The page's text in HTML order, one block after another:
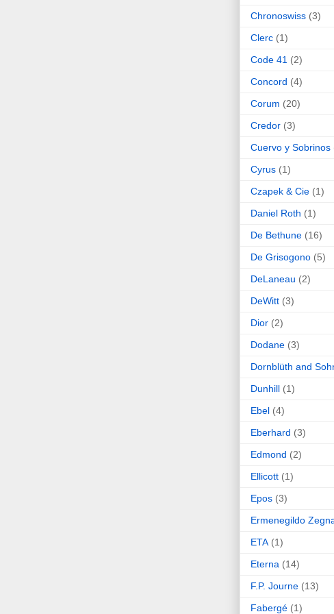
Chronoswiss (3)
Clerc (1)
Code 41 (2)
Concord (4)
Corum (20)
Credor (3)
Cuervo y Sobrinos
Cyrus (1)
Czapek & Cie (1)
Daniel Roth (1)
De Bethune (16)
De Grisogono (5)
DeLaneau (2)
DeWitt (3)
Dior (2)
Dodane (3)
Dornblüth and
Dunhill (1)
Ebel (4)
Eberhard (3)
Edmond (2)
Ellicott (1)
Epos (3)
Ermenegildo
ETA (1)
Eterna (14)
F.P. Journe (13)
Fabergé (1)